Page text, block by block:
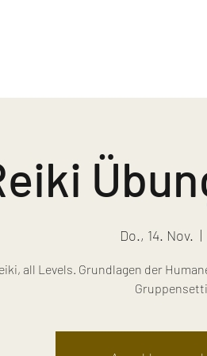
Do., 14. Nov.
  |
all Levels. Grundlagen der